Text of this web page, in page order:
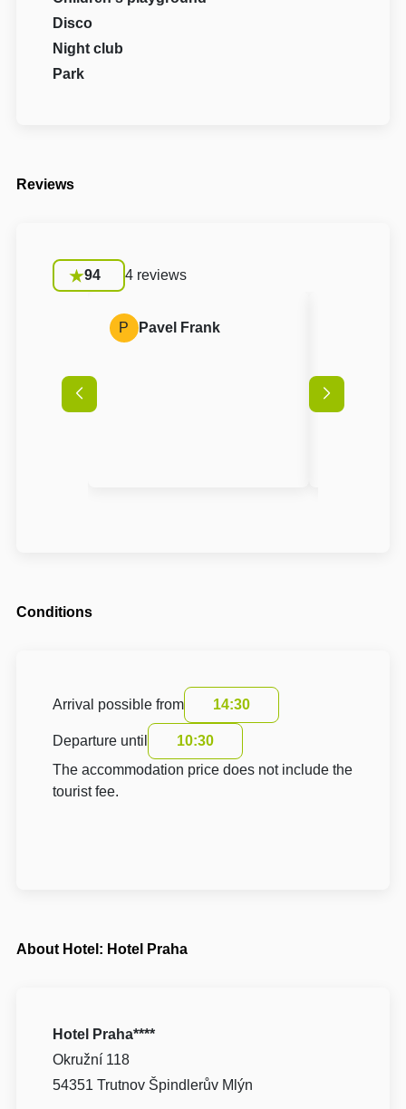
Disco
Night club
Park
Reviews
94 4 reviews
P Pavel Frank
Conditions
Arrival possible from 14:30
Departure until
10:30
The accommodation price does not include the
tourist fee.
About Hotel: Hotel Praha
Hotel Praha****
Okružní 118
54351 Trutnov Špindlerův Mlýn